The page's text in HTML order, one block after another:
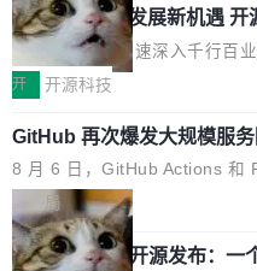
或造假。问题是，作为读者，如
看起来最令人兴奋的论文，那它
度宣传的。」 这才是真正的痛
都有问题，是最吸引眼球的那批
他引用的帖子来自 Mathew
026 的读者：「看了篇 ...
的早期工程师之一，在 Grok 训
工作过。近日他在 X 上发了一
认为现代 AI 领域最重要的三个
个名字毫无悬念：Flash
理由很具体。FA 系列不需要解
认为最重要的一个——复杂度恰
驱动你去学 CuTe，但还没被那
er++ 优化所淹没，足够容易修
键的是 FA2 的持久性...
共商智能硬件发展新机遇 开
硬件开发者日杭州站即将举行
随着万物智联加速深入千行百
单点设备迈向智能化、网联化、
鸿蒙通过统一技术底座和分布式
型智能设备的开发、连接与互联
也为产业链企业探索产品创新与
的空间。 8月14日，开源鸿蒙智
（OHDD：OpenHarmony
开 开源科技
GitHub 再次爆发大规模服
8 月 6 日，GitHub Actions 和
模服务降级，Actions 完全不可
webhook 停发，连自托管
障无法工作。Pages、Copilot
局
Prime Agent 开源发布：一